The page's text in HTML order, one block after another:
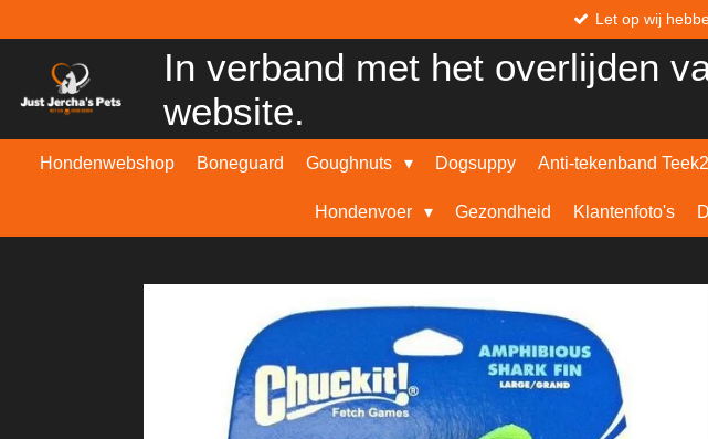
direct
hoofdinhoud
Let op wij
In verband met het overlijden
website.
Hondenwebshop Boneguard Goughnuts Dogsuppy Anti-tekenband
Hondenvoer Gezondheid Klantenfoto's